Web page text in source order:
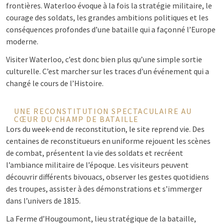
frontières. Waterloo évoque à la fois la stratégie militaire, le
courage des soldats, les grandes ambitions politiques et les
conséquences profondes d’une bataille qui a façonné l’Europe
moderne.
Visiter Waterloo, c’est donc bien plus qu’une simple sortie
culturelle. C’est marcher sur les traces d’un événement qui a
changé le cours de l’Histoire.
UNE RECONSTITUTION SPECTACULAIRE AU
CŒUR DU CHAMP DE BATAILLE
Lors du week-end de reconstitution, le site reprend vie. Des
centaines de reconstitueurs en uniforme rejouent les scènes
de combat, présentent la vie des soldats et recréent
l’ambiance militaire de l’époque. Les visiteurs peuvent
découvrir différents bivouacs, observer les gestes quotidiens
des troupes, assister à des démonstrations et s’immerger
dans l’univers de 1815.
La Ferme d’Hougoumont, lieu stratégique de la bataille,